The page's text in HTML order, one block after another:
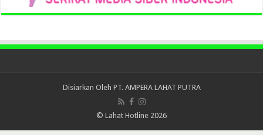
Disiarkan Oleh PT. AMPERA LAHAT PUTRA
© Lahat Hotline 2026